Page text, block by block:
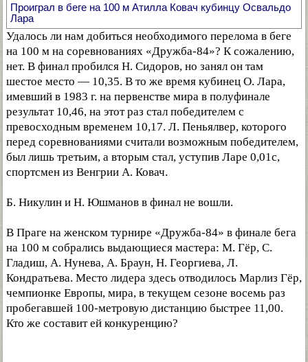
Проиграл в беге на 100 м Атилла Ковач кубинцу Освальдо
Лара
Удалось ли нам добиться необходимого перелома в беге
на 100 м на соревнованиях «Дружба-84»? К сожалению,
нет. В финал пробился Н. Сидоров, но занял он там
шестое место — 10,35. В то же время кубинец О. Лара,
имевший в 1983 г. на первенстве мира в полуфинале
результат 10,46, на этот раз стал победителем с
превосходным временем 10,17. Л. Пеньялвер, которого
перед соревнованиями считали возможным победителем,
был лишь третьим, а вторым стал, уступив Ларе 0,01с,
спортсмен из Венгрии А. Ковач.
Б. Никулин и Н. Юшманов в финал не вошли.
В Праге на женском турнире «Дружба-84» в финале бега
на 100 м собрались выдающиеся мастера: М. Гёр, С.
Гладиш, А. Нунева, А. Браун, Н. Георгиева, Л.
Кондратьева. Место лидера здесь отводилось Марлиз Гёр,
чемпионке Европы, мира, в текущем сезоне восемь раз
пробегавшей 100-метровую дистанцию быстрее 11,00.
Кто же составит ей конкуренцию?